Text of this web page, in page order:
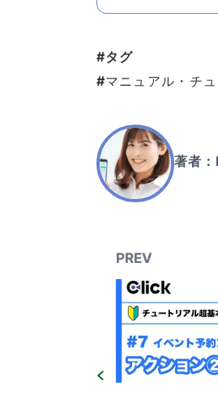
#タグ
#マニュアル・チ
著者：
PREV